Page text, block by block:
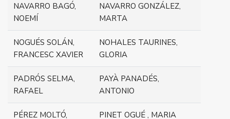
NAVARRO BAGÓ,
NOEMÍ
NAVARRO GONZÁLEZ,
MARTA
NOGUÉS SOLÁN,
FRANCESC XAVIER
NOHALES TAURINES,
GLORIA
PADRÓS SELMA,
RAFAEL
PAYÀ PANADÉS,
ANTONIO
PÉREZ MOLTÓ, PINET OGUÉ , MARIA